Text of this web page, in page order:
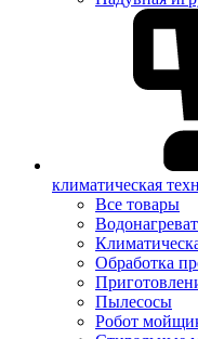
климатическая
Все товары
Обработка
Пылесосы
Робот